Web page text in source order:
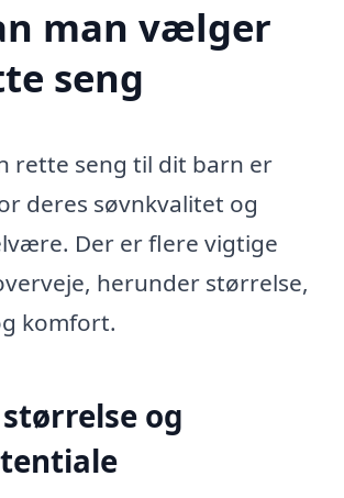
man vælger
seng
rette seng til dit barn er
deres søvnkvalitet og
Der er flere vigtige
herunder størrelse,
komfort.
og